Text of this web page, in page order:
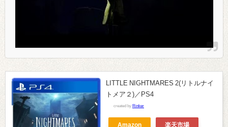
LITTLE NIGHTMARES 2(リトルナイ
トメア２)／PS4
created by Rinker
Amazon 楽天市場